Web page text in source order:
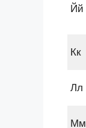
Йй
Кк
Лл
Мм